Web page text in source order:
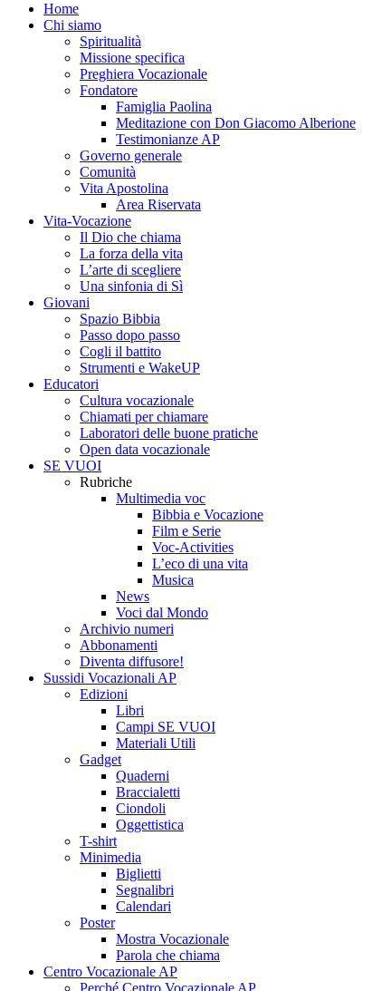
Home
Chi siamo
Spiritualità
Missione specifica
Preghiera Vocazionale
Fondatore
Famiglia Paolina
Meditazione con Don Giacomo Alberione
Testimonianze AP
Governo generale
Comunità
Vita Apostolina
Area Riservata
Vita-Vocazione
Il Dio che chiama
La forza della vita
L’arte di scegliere
Una sinfonia di Sì
Giovani
Spazio Bibbia
Passo dopo passo
Cogli il battito
Strumenti e WakeUP
Educatori
Cultura vocazionale
Chiamati per chiamare
Laboratori delle buone pratiche
Open data vocazionale
SE VUOI
Rubriche
Multimedia voc
Bibbia e Vocazione
Film e Serie
Voc-Activities
L’eco di una vita
Musica
News
Voci dal Mondo
Archivio numeri
Abbonamenti
Diventa diffusore!
Sussidi Vocazionali AP
Edizioni
Libri
Campi SE VUOI
Materiali Utili
Gadget
Quaderni
Braccialetti
Ciondoli
Oggettistica
T-shirt
Minimedia
Biglietti
Segnalibri
Calendari
Poster
Mostra Vocazionale
Parola che chiama
Centro Vocazionale AP